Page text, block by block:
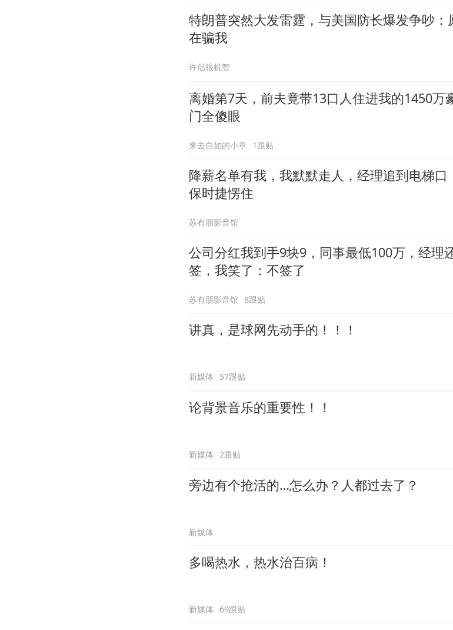
特朗普突然大发雷霆，与美国防长爆发争吵：
在骗我
许侶很机智
离婚第7天，前夫竟带13口人住进我的1450万
门全傻眼
来去自如的小章 1跟贴
降薪名单有我，我默默走人，经理追到电梯口
保时捷愣住
苏有朋影音馆
公司分红我到手9块9，同事最低100万，经理
签，我笑了：不签了
苏有朋影音馆 8跟贴
讲真，是球网先动手的！！！
新媒体 57跟贴
论背景音乐的重要性！！
新媒体 2跟贴
旁边有个抢活的…怎么办？人都过去了？
新媒体
多喝热水，热水治百病！
新媒体 69跟贴